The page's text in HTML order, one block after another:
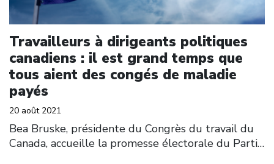
Travailleurs à dirigeants politiques
canadiens : il est grand temps que
tous aient des congés de maladie
payés
20 août 2021
Bea Bruske, présidente du Congrès du travail du
Canada, accueille la promesse électorale du Parti…